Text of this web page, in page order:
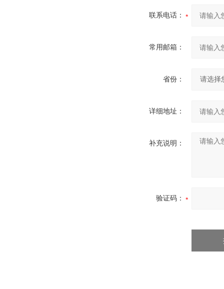
联系电话：
常用邮箱：
省份：
详细地址：
补充说明：
验证码：